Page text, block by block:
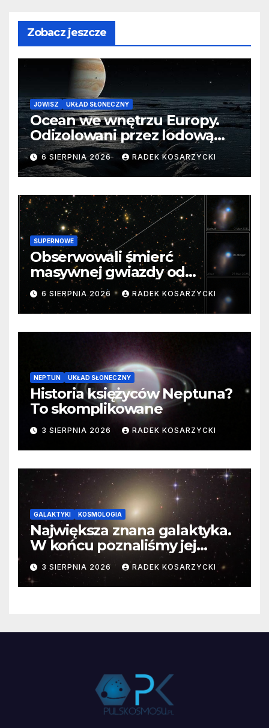
Zobacz jeszcze
JOWISZ UKŁAD SŁONECZNY
Ocean we wnętrzu Europy.
Odizolowani przez lodową
barierę
6 SIERPNIA 2026 RADEK KOSARZYCKI
SUPERNOWE
Obserwowali śmierć
masywnej gwiazdy od
samego początku. Niezwykle
cenne dane
6 SIERPNIA 2026 RADEK KOSARZYCKI
NEPTUN UKŁAD SŁONECZNY
Historia księżyców Neptuna?
To skomplikowane
3 SIERPNIA 2026 RADEK KOSARZYCKI
GALAKTYKI KOSMOLOGIA
Największa znana galaktyka.
W końcu poznaliśmy jej
faktyczne wymiary
3 SIERPNIA 2026 RADEK KOSARZYCKI